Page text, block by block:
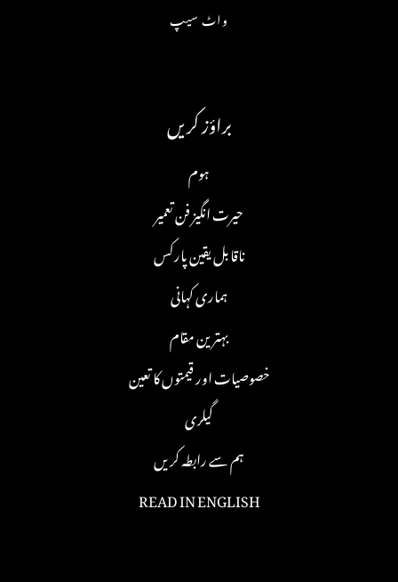
واٹ سیپ
براؤز کریں
ہوم
حیرت انگیز فن تعمیر
ناقابل یقین پارکس
ہماری کہانی
بہترین مقام
خصوصیات اور قیمتوں کا تعین
گیلری
ہم سے رابطہ کریں
READ IN ENGLISH